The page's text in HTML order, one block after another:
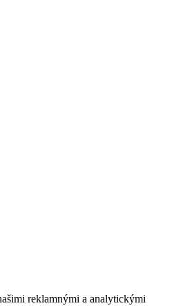
reklamnými a analytickými